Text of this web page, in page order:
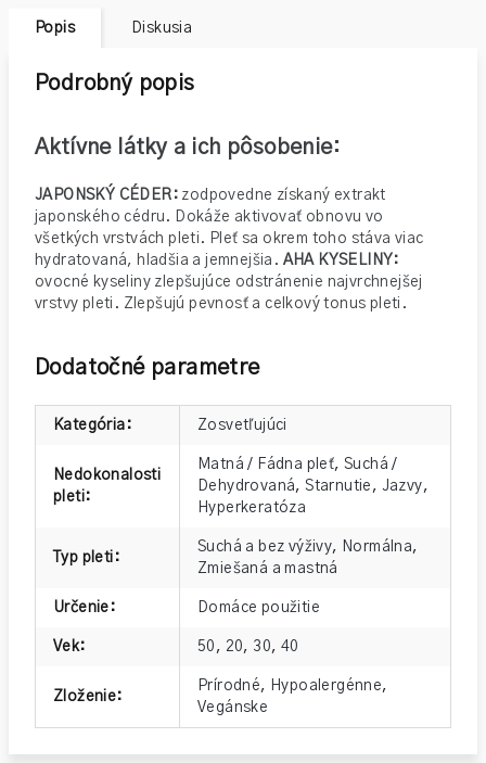
Popis Diskusia
Podrobný popis
Aktívne látky a ich pôsobenie:
JAPONSKÝ CÉDER: zodpovedne získaný extrakt
japonského cédru. Dokáže aktivovať obnovu vo
všetkých vrstvách pleti. Pleť sa okrem toho stáva viac
hydratovaná, hladšia a jemnejšia. AHA KYSELINY:
ovocné kyseliny zlepšujúce odstránenie najvrchnejšej
vrstvy pleti. Zlepšujú pevnosť a celkový tonus pleti.
Dodatočné parametre
Kategória : Zosvetľujúci
Nedokonalosti
pleti:
Matná / Fádna pleť,Suchá /
Dehydrovaná,Starnutie , Jazvy,
Hyperkeratóza
Typ pleti :
Suchá a bez výživy, Normálna,
Zmiešaná a mastná
Určenie : Domáce použitie
Vek: 50 , 20, 30, 40
Zloženie:
Prírodné, Hypoalergénne,
Vegánske